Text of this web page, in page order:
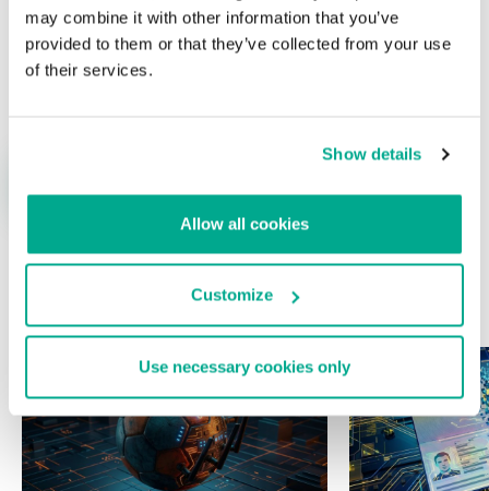
may combine it with other information that you’ve
provided to them or that they’ve collected from your use
of their services.
Show details
Allow all cookies
Customize
Use necessary cookies only
Nombre*
ÚLTIMAS PUBLICACIONES